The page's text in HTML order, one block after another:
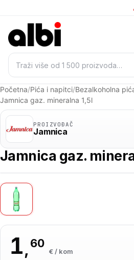
Pretraži:
Početna/Pića i napitci/Bezalkoholna
Jamnica gaz. mineralna 1,5l
PROIZVOĐAČ
Jamnica
Jamnica gaz.
1,60
€ / kom